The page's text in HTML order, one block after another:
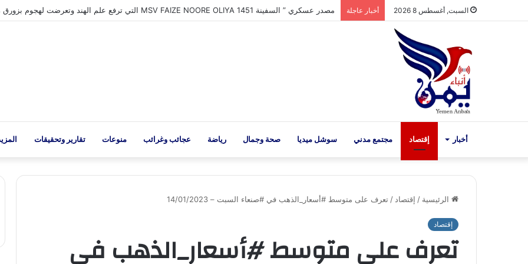
السبت, أغسطس 8 2026 أخبار عاجلة
أخبار إقتصاد مجتمع مدني سوشل ميديا صحة وجمال رياضة عجائب وغرائب منوعات تقارير وتحقيقات
الرئيسية / إقتصاد / تعرف على متوسط #أسعار_الذهب في #صنعاء السبت – 14/01/2023
إقتصاد
تعرف على متوسط #أسعار_الذهب في